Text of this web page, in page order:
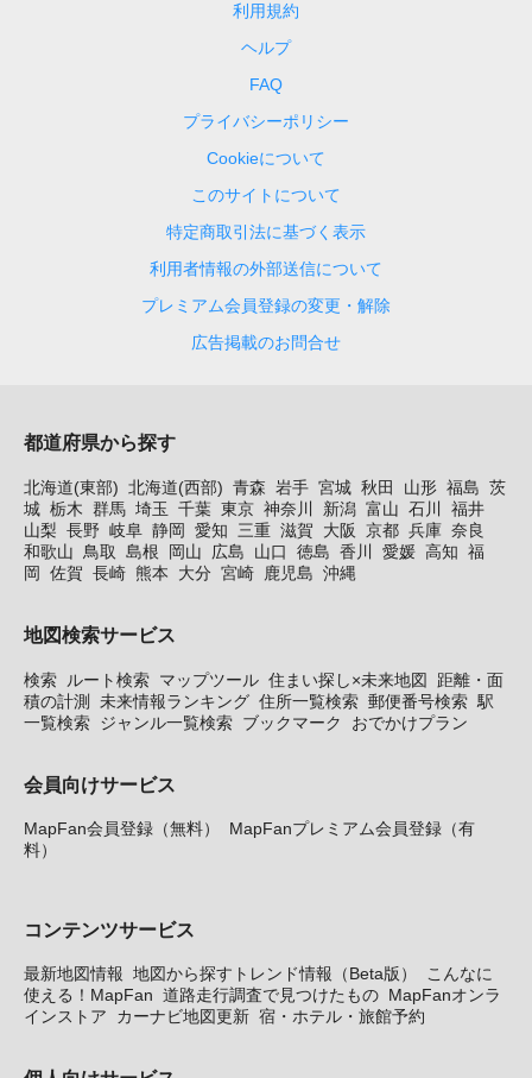
利用規約
ヘルプ
FAQ
プライバシーポリシー
Cookieについて
このサイトについて
特定商取引法に基づく表示
利用者情報の外部送信について
プレミアム会員登録の変更・解除
広告掲載のお問合せ
都道府県から探す
北海道(東部) 北海道(西部) 青森 岩手 宮城 秋田 山形 福島 茨
城 栃木 群馬 埼玉 千葉 東京 神奈川 新潟 富山 石川
福井
山梨 長野 岐阜 静岡 愛知 三重 滋賀 大阪 京都 兵庫 奈良
和歌山
鳥取 島根 岡山 広島 山口 徳島 香川 愛媛 高知 福
岡
佐賀 長崎 熊本 大分 宮崎 鹿児島 沖縄
地図検索サービス
検索 ルート検索 マップツール 住まい探し×未来地図
距離・面
積の計測
未来情報ランキング 住所一覧検索 郵便番号検索 駅
一覧検索 ジャンル一覧検索 ブックマーク おでかけプラン
会員向けサービス
MapFan会員登録（無料）
MapFanプレミアム会員登録（有
料）
コンテンツサービス
最新地図情報 地図から探すトレンド情報（Beta版）
こんなに
使える！MapFan 道路走行調査で見つけたもの MapFanオンラ
インストア
カーナビ地図更新 宿・ホテル・旅館予約